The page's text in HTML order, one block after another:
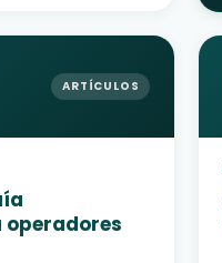
ARTÍCULOS